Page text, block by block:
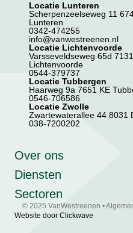
Locatie Lunteren
Scherpenzeelseweg 11
Lunteren
0342-474255
info@vanwestreenen.nl
Locatie Lichtenvoorde
Varsseveldseweg 65d
Lichtenvoorde
0544-379737
Locatie Tubbergen
Haarweg 9a 7651 KE
0546-706586
Locatie Zwolle
Zwartewaterallee 44 8031
038-7200202
Over ons
Diensten
Sectoren
Website door Clickwave
© 2025 VanWestreenen •